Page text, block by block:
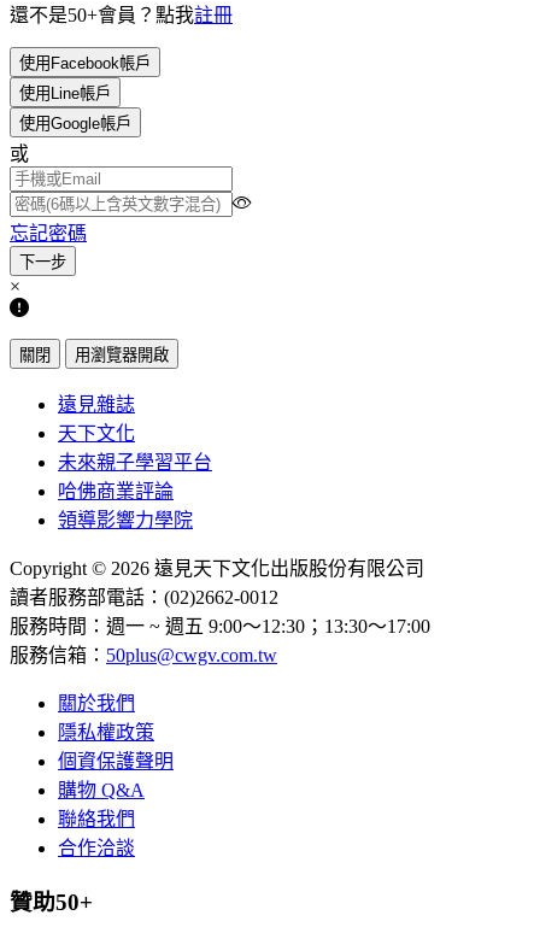
還不是50+會員？點我註冊
使用Facebook帳戶
使用Line帳戶
使用Google帳戶
或
忘記密碼
×
關閉 用瀏覽器開啟
遠見雜誌
天下文化
未來親子學習平台
哈佛商業評論
領導影響力學院
Copyright © 2026 遠見天下文化出版股份有限公司
讀者服務部電話：(02)2662-0012
服務時間：週一 ~ 週五 9:00～12:30；13:30～17:00
服務信箱： 50plus@cwgv.com.tw
關於我們
隱私權政策
個資保護聲明
購物 Q&A
聯絡我們
合作洽談
贊助50+